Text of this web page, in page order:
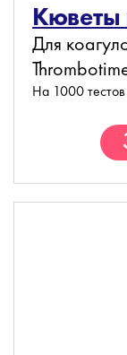
Для
На 1000 тестов